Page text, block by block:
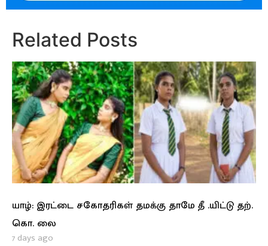
Related Posts
யாழ்: இரட்டை சகோதரிகள் தமக்கு தாமே தீ .யிட்டு தற்.
கொ. லை
7 days ago